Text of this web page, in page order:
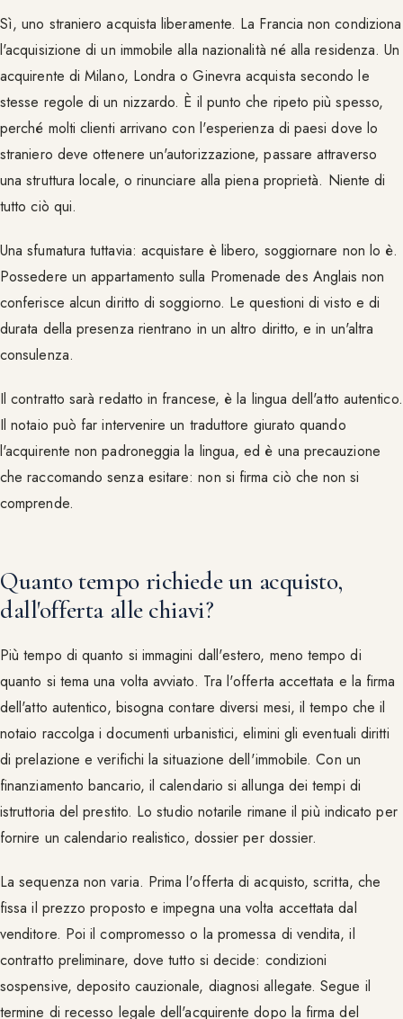
Sì, uno straniero acquista liberamente. La Francia non condiziona
l'acquisizione di un immobile alla nazionalità né alla residenza. Un
acquirente di Milano, Londra o Ginevra acquista secondo le
stesse regole di un nizzardo. È il punto che ripeto più spesso,
perché molti clienti arrivano con l'esperienza di paesi dove lo
straniero deve ottenere un'autorizzazione, passare attraverso
una struttura locale, o rinunciare alla piena proprietà. Niente di
tutto ciò qui.
Una sfumatura tuttavia: acquistare è libero, soggiornare non lo è.
Possedere un appartamento sulla Promenade des Anglais non
conferisce alcun diritto di soggiorno. Le questioni di visto e di
durata della presenza rientrano in un altro diritto, e in un'altra
consulenza.
Il contratto sarà redatto in francese, è la lingua dell'atto autentico.
Il notaio può far intervenire un traduttore giurato quando
l'acquirente non padroneggia la lingua, ed è una precauzione
che raccomando senza esitare: non si firma ciò che non si
comprende.
Quanto tempo richiede un acquisto,
dall'offerta alle chiavi?
Più tempo di quanto si immagini dall'estero, meno tempo di
quanto si tema una volta avviato. Tra l'offerta accettata e la firma
dell'atto autentico, bisogna contare diversi mesi, il tempo che il
notaio raccolga i documenti urbanistici, elimini gli eventuali diritti
di prelazione e verifichi la situazione dell'immobile. Con un
finanziamento bancario, il calendario si allunga dei tempi di
istruttoria del prestito. Lo studio notarile rimane il più indicato per
fornire un calendario realistico, dossier per dossier.
La sequenza non varia. Prima l'offerta di acquisto, scritta, che
fissa il prezzo proposto e impegna una volta accettata dal
venditore. Poi il compromesso o la promessa di vendita, il
contratto preliminare, dove tutto si decide: condizioni
sospensive, deposito cauzionale, diagnosi allegate. Segue il
termine di recesso legale dell'acquirente dopo la firma del